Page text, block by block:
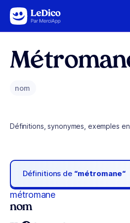
Aller au contenu
nom
Définitions, synonymes, exemples
Définitions de “métromane“
métromane
nom